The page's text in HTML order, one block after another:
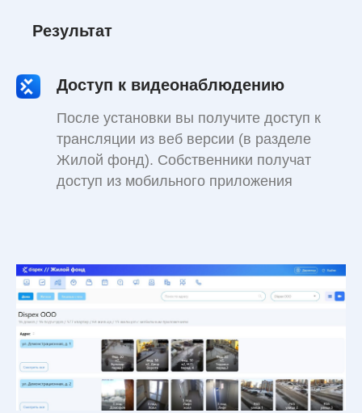
Результат
Доступ к видеонаблюдению
После установки вы получите доступ к
трансляции из веб версии (в разделе
Жилой фонд). Собственники получат
доступ из мобильного приложения